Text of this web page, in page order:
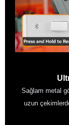
Sağlam metal
uzun